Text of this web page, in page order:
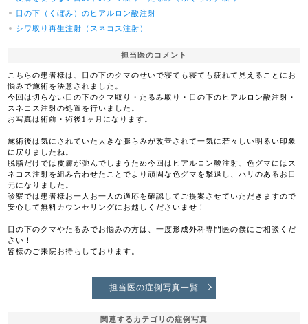
目の下（くぼみ）のヒアルロン酸注射
シワ取り再生注射（スネコス注射）
担当医のコメント
こちらの患者様は、目の下のクマのせいで寝ても寝ても疲れて見えることにお
悩みで施術を決意されました。
今回は切らない目の下のクマ取り・たるみ取り・目の下のヒアルロン酸注射・
スネコス注射の処置を行いました。
お写真は術前・術後1ヶ月になります。
施術後は気にされていた大きな膨らみが改善されて一気に若々しい明るい印象
に戻りましたね。
脱脂だけでは皮膚が弛んでしまうため今回はヒアルロン酸注射、色グマにはス
ネコス注射を組み合わせたことでより頑固な色グマを撃退し、ハリのあるお目
元になりました。
診察では患者様お一人お一人の適応を確認してご提案させていただきますので
安心して無料カウンセリングにお越しくださいませ！
目の下のクマやたるみでお悩みの方は、一度形成外科専門医の僕にご相談くだ
さい！
皆様のご来院お待ちしております。
担当医の症例写真一覧
関連するカテゴリの症例写真